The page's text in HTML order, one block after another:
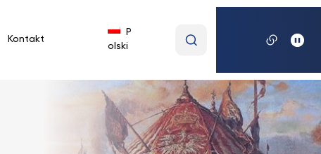
Kontakt
P
olski
wyszukiwaną